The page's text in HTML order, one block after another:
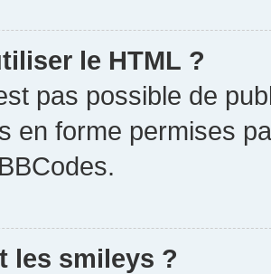
le HTML ?
pas possible de
en forme permises
les smileys ?